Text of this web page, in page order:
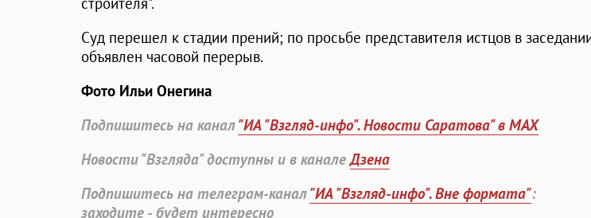
Суд перешел к стадии прений; по просьбе представителя истцов в
объявлен часовой перерыв.
Фото Ильи Онегина
Подпишитесь на канал"ИА "Взгляд-инфо". Новости Саратова" в MAX
Новости "Взгляда" доступны и в каналеДзена
Подпишитесь на телеграм-канал"ИА "Взгляд-инфо". Вне формата":
заходите - будет интересно